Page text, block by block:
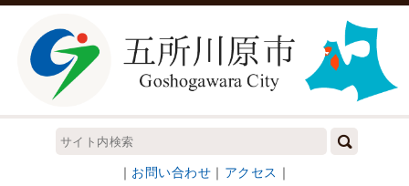
｜ お問い合わせ ｜ アクセス ｜